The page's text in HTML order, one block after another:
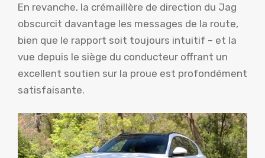
En revanche, la crémaillère de direction du Jag
obscurcit davantage les messages de la route,
bien que le rapport soit toujours intuitif – et la
vue depuis le siège du conducteur offrant un
excellent soutien sur la proue est profondément
satisfaisante.